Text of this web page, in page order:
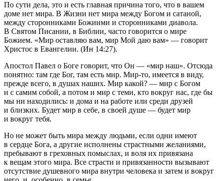
По сути дела, это и есть главная причина того, что в вашем
доме нет мира. В Жизни нет мира между Богом и сатаной,
между сторонниками Божиими и сторонниками диавола.
В Святом Писании, в Библии, часто говорится о мире
Божием. «Мир оставляю вам, мир Мой даю вам» — говорит
Христос в Евангелии. (Ин 14:27).
Апостол Павел о Боге говорит, что Он — «мир наш». Отсюда
понятно: там где Бог, там есть мир. Мир-то, имеется в виду,
прежде всего, в душах наших. Мир какой? — мир с Богом
и с самим собой, а потом и мир с теми, кто вокруг нас, где бы
мы ни находились: и дома и на работе или среди друзей
и близких. Будет мир в себе, в своей душе — будет мир
и вокруг тебя.
Но не может быть мира между людьми, если одни имеют
в сердце Бога, а другие исполнены страстными желаниями,
пребывают в греховных помыслах, и воля их привязана
к вещам этого мира. Все страсти и привязанности вызывают
отсутствие душевного мира внутри человека и затем и вокруг